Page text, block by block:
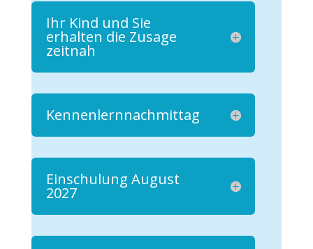
Ihr Kind und Sie
erhalten die Zusage
zeitnah
Kennenlernnachmittag
Einschulung August
2027